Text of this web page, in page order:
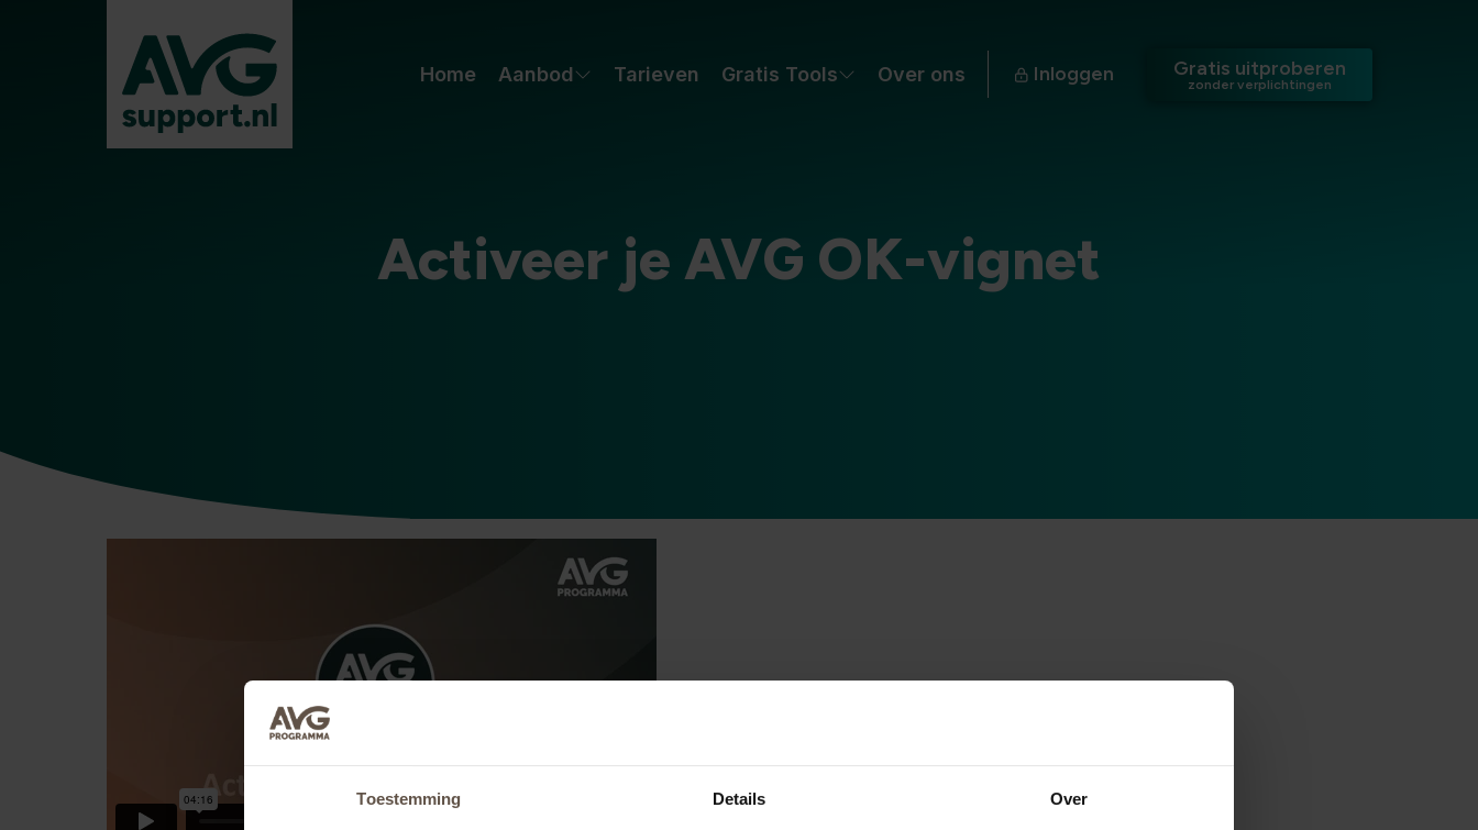
Toestemming Details Over
Home Aanbod Tarieven Gratis Tools Over ons Inloggen Gratis uitproberen
zonder verplichtingen
Activeer je AVG OK-vignet